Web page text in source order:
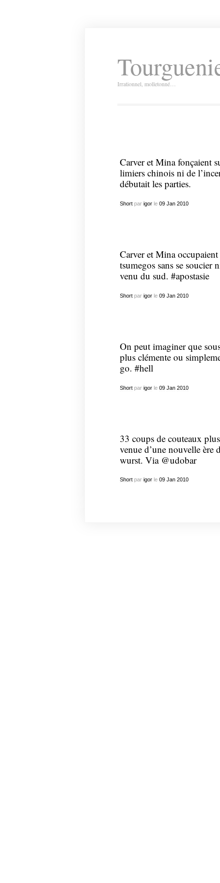
Irrationnel, molletonné…
Carver et Mina fonçaient
limiers chinois ni de
débutait les parties.
Shortpar igorle 09 Jan 2010
Carver et Mina
tsumegos sans se
venu du sud. #apostasie
Shortpar igorle 09 Jan 2010
On peut imaginer que
plus clémente ou
go. #hell
Shortpar igorle 09 Jan 2010
33 coups de couteaux
venue d’une nouvelle ère
wurst. Via @udobar
Shortpar igorle 09 Jan 2010